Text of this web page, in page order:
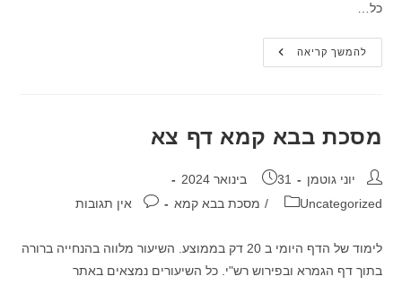
כל…
להמשך קריאהמסכת
בבא
מסכת בבא קמא דף צא
מחבר:יוני גוטמן פורסם:
31 בינואר 2024
קטגוריה:
Uncategorized
/ מסכת בבא קמא תגובות:אין תגובות
לימוד של הדף היומי ב 20 דק בממוצע. השיעור מלווה בהנחייה ברורה
בתוך דף הגמרא ובפירוש רש"י. כל השיעורים נמצאים באתר